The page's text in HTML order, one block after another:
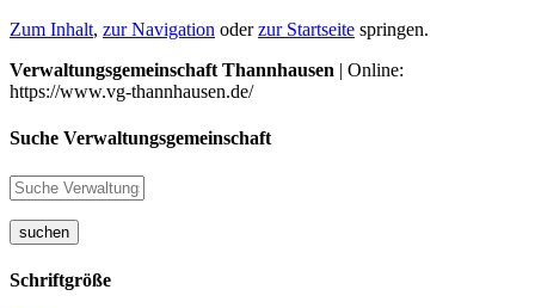
Zum Inhalt, zur Navigation oderzur Startseite springen.
Verwaltungsgemeinschaft Thannhausen | Online:
https://www.vg-thannhausen.de/
Suche Verwaltungsgemeinschaft
suchen
Schriftgröße